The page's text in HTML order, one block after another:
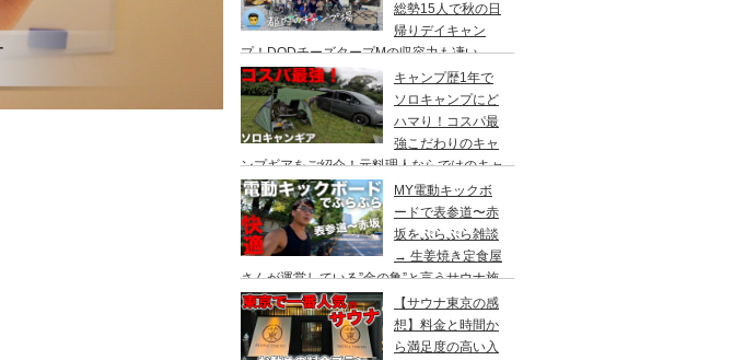
総勢15人で秋の日
帰りデイキャン
プ！DODチーズタープMの収容力も凄い。
都内のキャンプ場”秋川橋河川公園バーベキ
ューランド”
キャンプ歴1年で
ソロキャンプにど
ハマり！コスパ最
強こだわりのキャ
ンプギアをご紹介！元料理人ならではのキャ
ンプ飯も堪能。今回は、千葉県一番星キャン
プ場で雨キャンプでソログルキャンプ。
MY電動キックボ
ードで表参道〜赤
坂をぷらぷら雑談
→ 生姜焼き定食屋
さんが運営している”金の亀”と言うサウナ施
設へ行ってきました。
【サウナ東京の感
想】料金と時間か
ら満足度の高い入